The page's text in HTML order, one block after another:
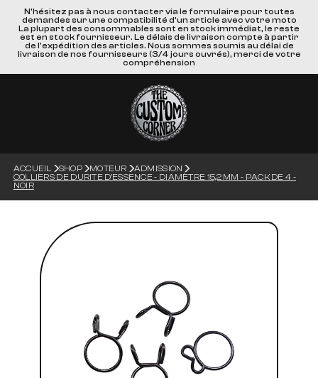
N'hésitez pas à nous contacter via le formulaire pour toutes
demandes sur une compatibilité d'un article avec votre moto
La plupart des consommables sont en stock immédiat, le reste
est en stock fournisseur. Le délais de livraison compte à partir
de l'expédition des articles. Nous sommes soumis au délai de
livraison de nos fournisseurs (3/4 jours ouvrés), merci de votre
compréhension
ACCUEIL SHOP MOTEUR
ADMISSION
COLLIERS DE DURITE D'ESSENCE - DIAMÈTRE 15,2 MM - PACK DE 4 -
NOIR